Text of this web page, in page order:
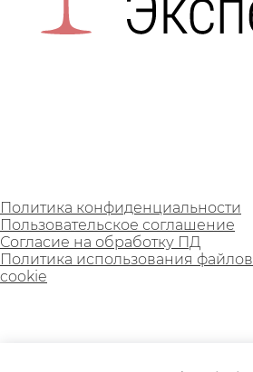
Политика конфиденциальности
Пользовательское соглашение
Согласие на обработку ПД
Политика использования файлов
cookie